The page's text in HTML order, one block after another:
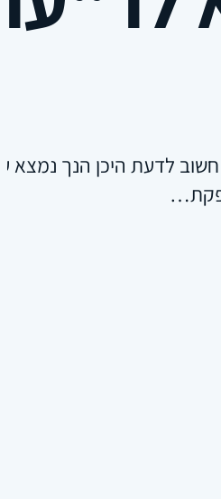
לדעת היכן הנך נמצא